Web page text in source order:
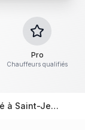
Pro
Chauffeurs qualifiés
Livraison voiture société à Saint-Jean-de-Boiseau